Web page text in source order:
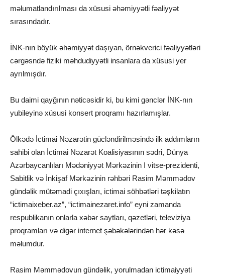
məlumatlandırılması da xüsusi əhəmiyyətli fəaliyyət
sırasındadır.
İNK-nın böyük əhəmiyyət daşıyan, örnəkverici fəaliyyətləri
cərgəsndə fiziki məhdudiyyətli insanlara da xüsusi yer
ayrılmışdır.
Bu daimi qayğının nəticəsidir ki, bu kimi gənclər İNK-nın
yubileyinə xüsusi konsert proqramı hazırlamışlar.
Ölkədə İctimai Nəzarətin gücləndirilməsində ilk addımların
sahibi olan İctimai Nəzarət Koalisiyasının sədri, Dünya
Azərbaycanlıları Mədəniyyət Mərkəzinin I vitse-prezidenti,
Sabitlik və İnkişaf Mərkəzinin rəhbəri Rasim Məmmədov
gündəlik mütəmadi çıxışları, ictimai söhbətləri təşkilatın
“ictimaixeber.az”, “ictimainezaret.info” eyni zamanda
respublikanın onlarla xəbər saytları, qəzetləri, televiziya
proqramları və digər internet şəbəkələrindən hər kəsə
məlumdur.
Rasim Məmmədovun gündəlik, yorulmadan ictimaiyyəti